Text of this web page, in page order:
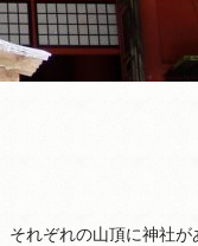
れぞれの山頂に神社が